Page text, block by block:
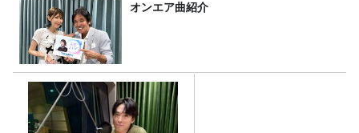
オンエア曲紹介